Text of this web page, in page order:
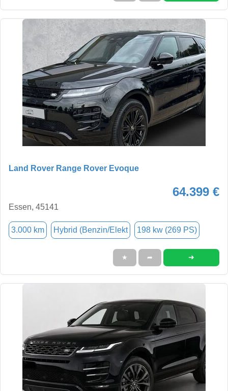
Land Rover Range Rover Evoque
64.399 €
Essen, 45141
3.000 km Hybrid (Benzin/Elekt 198 kw (269 PS)
★ ➦ ➜